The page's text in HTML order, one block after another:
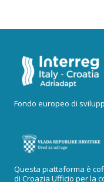
Fondo europeo di
Questa piattaforma è
di Croazia Ufficio per la